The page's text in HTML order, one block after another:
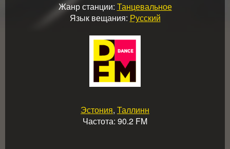
Жанр станции: Танцевальное
Язык вещания: Русский
Эстония, Таллинн
Частота: 90.2 FM